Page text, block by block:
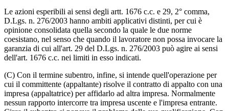
Le azioni esperibili ai sensi degli artt. 1676 c.c. e 29, 2° comma,
D.Lgs. n. 276/2003 hanno ambiti applicativi distinti, per cui è
opinione consolidata quella secondo la quale le due norme
coesistano, nel senso che quando il lavoratore non possa invocare la
garanzia di cui all'art. 29 del D.Lgs. n. 276/2003 può agire ai sensi
dell'art. 1676 c.c. nei limiti in esso indicati.
(C) Con il termine subentro, infine, si intende quell'operazione per
cui il committente (appaltante) risolve il contratto di appalto con una
impresa (appaltatrice) per affidarlo ad altra impresa. Normalmente
nessun rapporto intercorre tra impresa uscente e l'impresa entrante.